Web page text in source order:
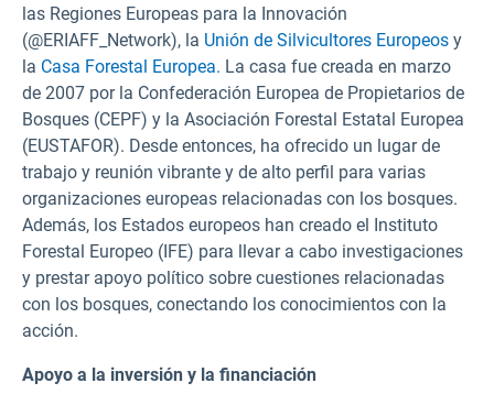
las Regiones Europeas para la Innovación
(@ERIAFF_Network), la Unión de Silvicultores Europeos y
la Casa Forestal Europea. La casa fue creada en marzo
de 2007 por la Confederación Europea de Propietarios de
Bosques (CEPF) y la Asociación Forestal Estatal Europea
(EUSTAFOR). Desde entonces, ha ofrecido un lugar de
trabajo y reunión vibrante y de alto perfil para varias
organizaciones europeas relacionadas con los bosques.
Además, los Estados europeos han creado el Instituto
Forestal Europeo (IFE) para llevar a cabo investigaciones
y prestar apoyo político sobre cuestiones relacionadas
con los bosques, conectando los conocimientos con la
acción.
Apoyo a la inversión y la financiación